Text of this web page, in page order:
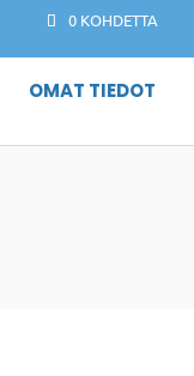
0 KOHDETTA
OMAT TIEDOT